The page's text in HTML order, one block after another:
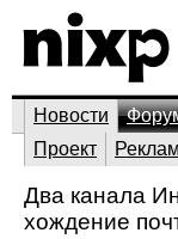
Новости
Проект
Два канала
хождение